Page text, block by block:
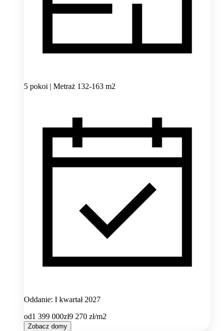
5 pokoi | Metraż 132-163 m2
Oddanie: I kwartał 2027
od1 399 000zł9 270 zł/m2
Zobacz domy